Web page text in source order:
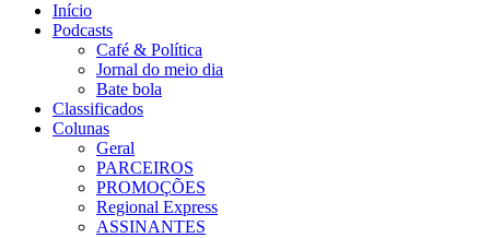
Início
Podcasts
Café & Política
Jornal do meio dia
Bate bola
Classificados
Colunas
Geral
PARCEIROS
PROMOÇÕES
Regional Express
ASSINANTES